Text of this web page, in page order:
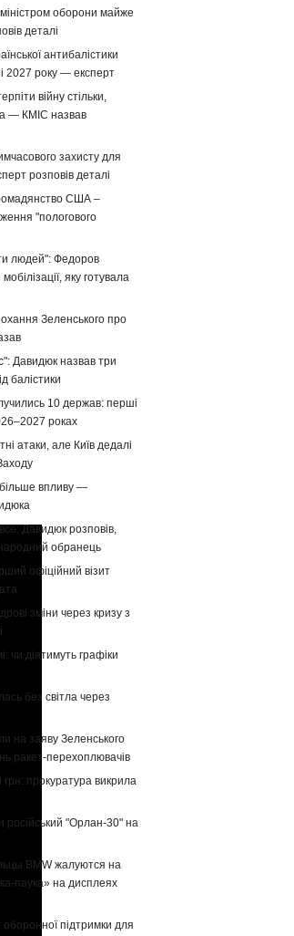
оборони майже
деталі
антибалістики
2027 року — експерт
війну стільки,
— КМІС назвав
захисту для
розповів деталі
США –
"пологового
людей": Федоров
яку готувала
Зеленського про
Давидюк назвав три
балістики
10 держав: перші
роках
атаки, але Київ дедалі
впливу —
Давидюк розповів,
обранець
офіційний візит
зміни через кризу з
чи діятимуть графіки
без світла через
на заяву Зеленського
ракет-перехоплювачів
прокуратура викрила
російський "Орлан-30" на
BMW жалуются на
паука» на дисплеях
підтримки для